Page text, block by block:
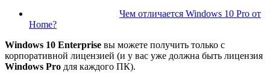
Чем отличается Windows 10 Pro от
Home?
Windows 10 Enterprise вы можете получить только с
корпоративной лицензией (и у вас уже должна быть лицензия
Windows Pro для каждого ПК).